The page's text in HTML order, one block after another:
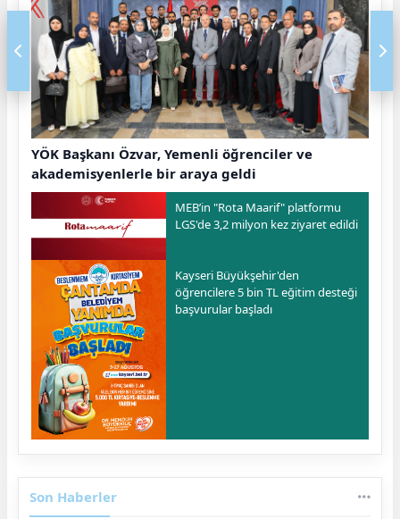
YÖK Başkanı Özvar, Yemenli öğrenciler ve
akademisyenlerle bir araya geldi
MEB’in "Rota Maarif" platformu
LGS'de 3,2 milyon kez ziyaret edildi
Kayseri Büyükşehir'den
öğrencilere 5 bin TL eğitim desteği
başvurular başladı
Son Haberler